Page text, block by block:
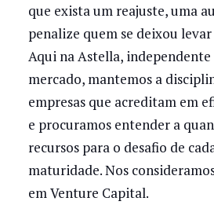
que exista um reajuste, uma
penalize quem se deixou
Aqui na Astella, independente
mercado, mantemos a
empresas que acreditam em
e procuramos entender a
recursos para o desafio de
maturidade. Nos
em Venture Capital.